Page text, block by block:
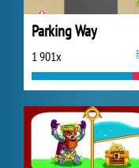
Parking Way
1 901x